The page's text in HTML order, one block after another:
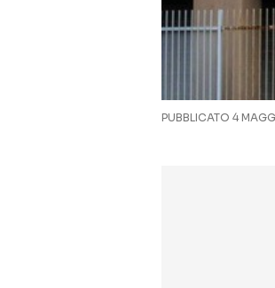
PUBBLICATO 4